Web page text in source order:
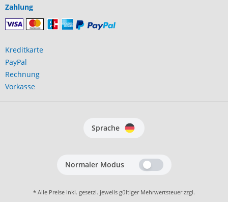
Zahlung
Kreditkarte
PayPal
Rechnung
Vorkasse
Sprache
Normaler Modus
* Alle Preise inkl. gesetzl. jeweils gültiger Mehrwertsteuer zzgl.